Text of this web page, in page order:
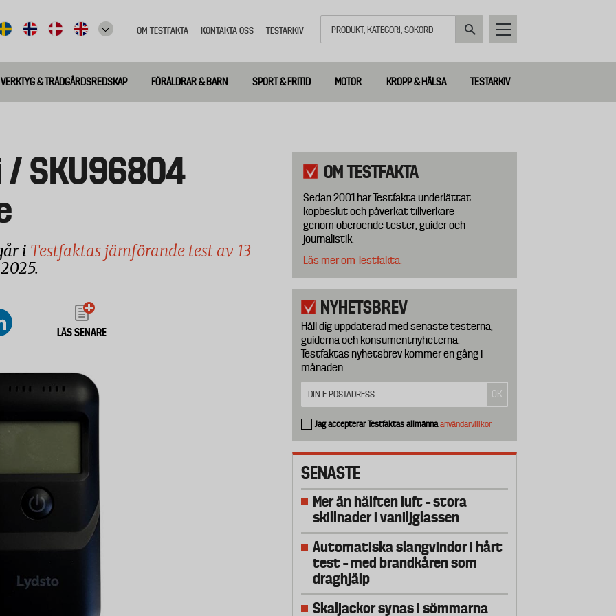
meny
OM TESTFAKTA KONTAKTA OSS TESTARKIV
VERKTYG & TRÄDGÅRDSREDSKAP FÖRÄLDRAR & BARN SPORT & FRITID MOTOR KROPP & HÄLSA TESTARKIV
SKU96804
i Testfaktas jämförande test av 13
LÄS SENARE
OM TESTFAKTA
Sedan 2001 har Testfakta underlättat
köpbeslut och påverkat tillverkare
genom oberoende tester, guider och
journalistik.
Läs mer om Testfakta.
NYHETSBREV
Håll dig uppdaterad med senaste testerna,
guiderna och konsumentnyheterna.
Testfaktas nyhetsbrev kommer en gång i
månaden.
Jag accepterar Testfaktas allmännaanvändarvillkor
SENASTE
Mer än hälften luft – stora
skillnader i vaniljglassen
Automatiska slangvindor i hårt
test – med brandkåren som
draghjälp
Skaljackor synas i sömmarna